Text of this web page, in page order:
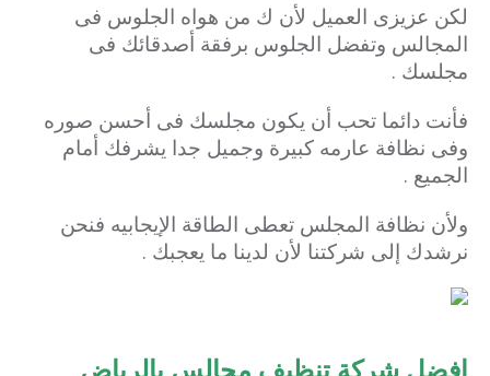
لكن عزيزى العميل لأن ك من هواه الجلوس فى
المجالس وتفضل الجلوس برفقة أصدقائك فى
مجلسك .
فأنت دائما تحب أن يكون مجلسك فى أحسن صوره
وفى نظافة عارمه كبيرة وجميل جدا يشرفك أمام
الجميع .
ولأن نظافة المجلس تعطى الطاقة الإيجابيه فنحن
نرشدك إلى شركتنا لأن لدينا ما يعجبك .